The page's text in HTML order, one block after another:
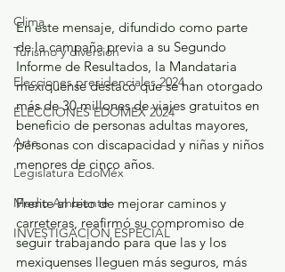
Clima
Turismo y diversión
Elecciones presidenciales 2024
ELECCIONES EDOMEX 2024
Arte
Legislatura EdoMéx
Medio Ambiente
INVESTIGACIÓN ESPECIAL
En este mensaje, difundido como parte
de la campaña previa a su Segundo
Informe de Resultados, la Mandataria
mexiquense destacó que se han otorgado
más de 30 millones de viajes gratuitos en
beneficio de personas adultas mayores,
personas con discapacidad y niñas y niños
menores de cinco años.
Frente al reto de mejorar caminos y
carreteras, reafirmó su compromiso de
seguir trabajando para que las y los
mexiquenses lleguen más seguros, más